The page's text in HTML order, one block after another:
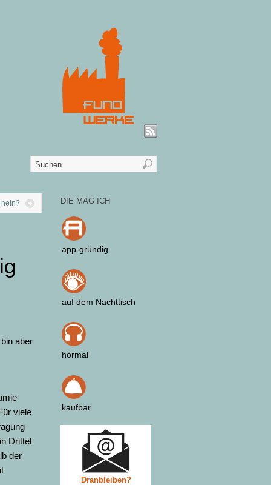
nein?
aber
viele
Drittel
der
DIE MAG ICH
app-gründig
auf dem Nachttisch
hörmal
kaufbar
Dranbleiben?